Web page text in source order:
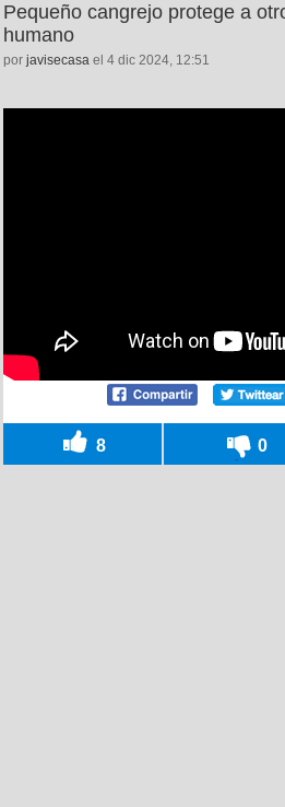
Pequeño cangrejo protege a
humano
por javisecasa el 4 dic 2024, 12:51
8 0